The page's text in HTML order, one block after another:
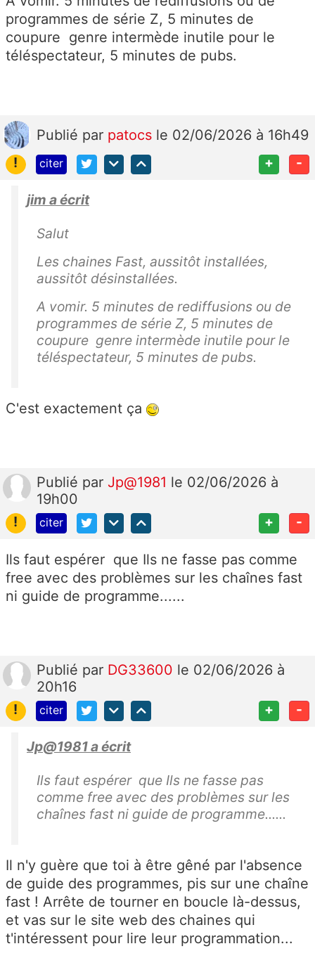
programmes de série Z, 5 minutes de
coupure genre intermède inutile pour le
téléspectateur, 5 minutes de pubs.
Publié par patocs le 02/06/2026 à 16h49
!
citer + -
jim a écrit
Salut
Les chaines Fast, aussitôt installées,
aussitôt désinstallées.
A vomir. 5 minutes de rediffusions ou de
programmes de série Z, 5 minutes de
coupure genre intermède inutile pour le
téléspectateur, 5 minutes de pubs.
C'est exactement ça
Publié par Jp@1981 le 02/06/2026 à
19h00
!
citer + -
Ils faut espérer que Ils ne fasse pas comme
free avec des problèmes sur les chaînes fast
ni guide de programme......
Publié par DG33600 le 02/06/2026 à
20h16
!
citer + -
Jp@1981 a écrit
Ils faut espérer que Ils ne fasse pas
comme free avec des problèmes sur les
chaînes fast ni guide de programme......
Il n'y guère que toi à être gêné par l'absence
de guide des programmes, pis sur une chaîne
fast ! Arrête de tourner en boucle là-dessus,
et vas sur le site web des chaines qui
t'intéressent pour lire leur programmation...